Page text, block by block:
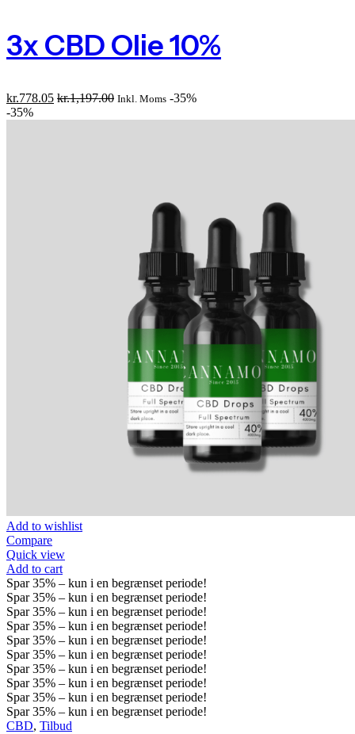
3x CBD Olie 10%
kr.778.05 kr.1,197.00 Inkl. Moms -35%
-35%
Add to wishlist
Compare
Quick view
Add to cart
Spar35% – kun i en begrænset periode!
Spar35% – kun i en begrænset periode!
Spar35% – kun i en begrænset periode!
Spar35% – kun i en begrænset periode!
Spar35% – kun i en begrænset periode!
Spar35% – kun i en begrænset periode!
Spar35% – kun i en begrænset periode!
Spar35% – kun i en begrænset periode!
Spar35% – kun i en begrænset periode!
Spar35% – kun i en begrænset periode!
CBD, Tilbud